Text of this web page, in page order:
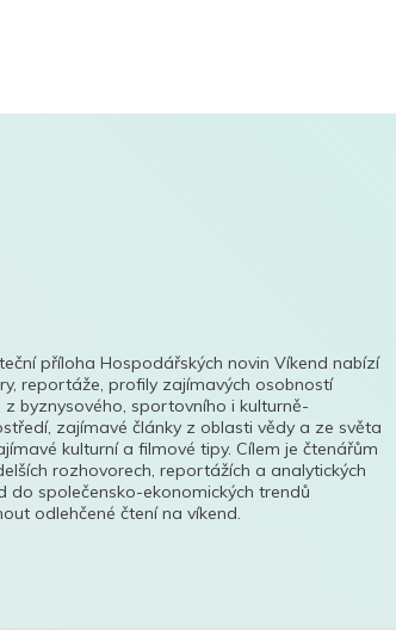
příloha Hospodářských novin Víkend nabízí
reportáže, profily zajímavých osobností
z byznysového, sportovního i kulturně-
zajímavé články z oblasti vědy a ze světa
kulturní a filmové tipy. Cílem je čtenářům
rozhovorech, reportážích a analytických
do společensko-ekonomických trendů
odlehčené čtení na víkend.